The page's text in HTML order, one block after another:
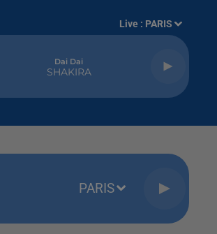
Live : PARIS
Dai Dai
SHAKIRA
PARIS